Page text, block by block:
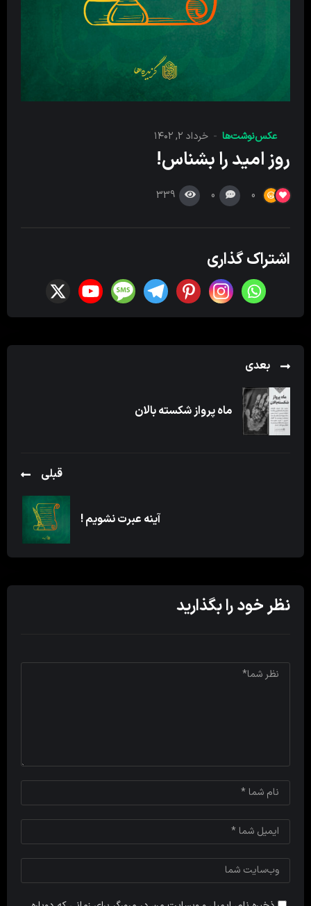
عکس‌نوشت‌ها خرداد ۲, ۱۴۰۲
روز امید را بشناس!
0
0
339
اشتراک گذاری
بعدی
ماه پرواز شکسته بالان
قبلی
آینه عبرت نشویم !
نظر خود را بگذارید